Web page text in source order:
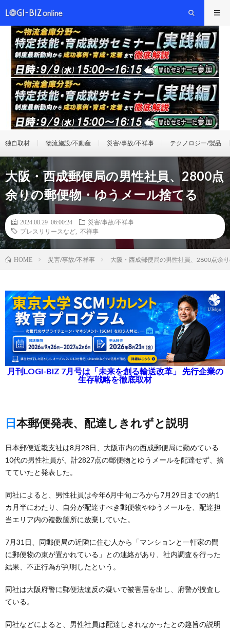
独自取材 物流施設/不動産 災害/事故/不祥事 テクノロジー/製品
大阪・西成郵便局の男性社員、2800点
余りの郵便物・ゆうメール捨てる
2024.08.29 06:00:24
災害/事故/不祥事
プレスリリースなど
不祥事
HOME 災害/事故/不祥事 大阪・西成郵便局の男性社員、2800点余
月刊LOGI-BIZ 7月号は「未来を創る輸送改革」 先行企業の
生存戦略を徹底取材
日本郵便発表、配達しきれずと説明
日本郵便近畿支社は8月28日、大阪市内の西成郵便局に勤めている
10代の男性社員が、計2827点の郵便物とゆうメールを配達せず、捨
てていたと発表した。
同社によると、男性社員は今年6月中旬ごろから7月29日までの約1
カ月半にわたり、自分が配達すべき郵便物やゆうメールを、配達担
当エリア内の複数箇所に放棄していた。
7月31日、同郵便局の近隣に住む人から「マンションと一軒家の間
に郵便物の束が置かれている」との連絡があり、社内調査を行った
結果、不正行為が判明したという。
同社は大阪府警に郵便法違反の疑いで被害届を出し、府警が捜査し
ている。
同社などによると、男性社員は配達しきれなかったとの趣旨の説明